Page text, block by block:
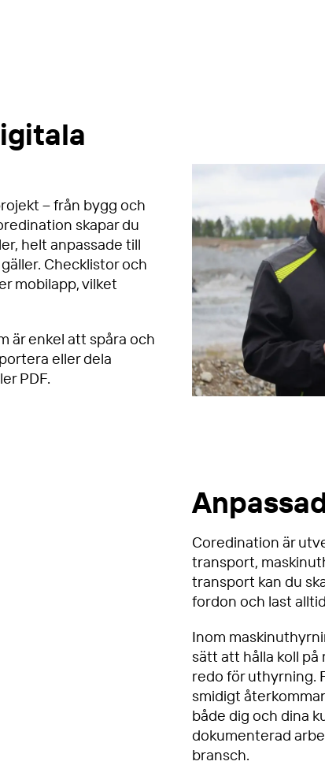
– från bygg och
skapar du
helt anpassade till
Checklistor och
mobilapp, vilket
är enkel att spåra och
eller dela
PDF.
Coredination är
transport,
transport kan du
fordon och last
Inom
sätt att hålla koll på
redo för uthyrning.
smidigt
både dig och dina
dokumenterad
bransch.